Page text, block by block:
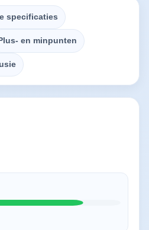
specificaties
Plus- en minpunten